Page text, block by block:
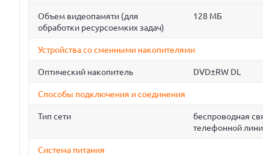
Объем видеопамяти (для
обработки ресурсоемких задач)
128 МБ
Устройства со сменными накопителями
Оптический накопитель DVD±RW DL
Способы подключения и соединения
Тип сети
беспроводная
телефонной
Система питания